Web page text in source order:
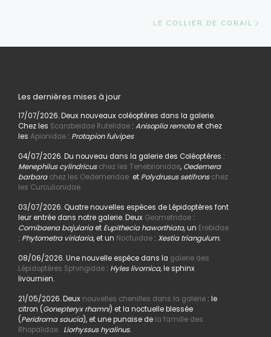
LE COLLIER DE CORAIL
Les dernières mises à jour
17/07/2026. Deux nouveaux coléoptères dans la galerie.
Chez les Scarabeidae Rutelidae: Anisoplia remotaet chez
les Apionidae: Protapion fulvipes
04/07/2026. Du nouveau dans la galerie des Coléoptères :
Menephilus cylindricus chez les Tenebrionidae,Oedemera
barbara chez les Oedemeridaeet Polydrusus setifrons chez
les Curculionidae.
03/07/2026. Quatre nouvelles espèces de Lépidoptères font
leur entrée dans notre galerie. Deux Geometridae:
Comibaena bajulariaet Eupithecia haworthiata,un Erebidae
: Phytometra viridaria, et un Noctuidae: Xestia triangulum.
08/06/2026. Une nouvelle espèce dans la galerie des
Lépidoptères Sphingidae: Hyles livornica,le sphinx
livournien.
21/05/2026. Deux nouvelles chenilles dans la galerie : le
citron (Gonepteryx rhamni) et la noctuelle blessée
(Peridroma saucia), et une punaise dela famille des
Rhopalidae : Liorhyssus hyalinus.